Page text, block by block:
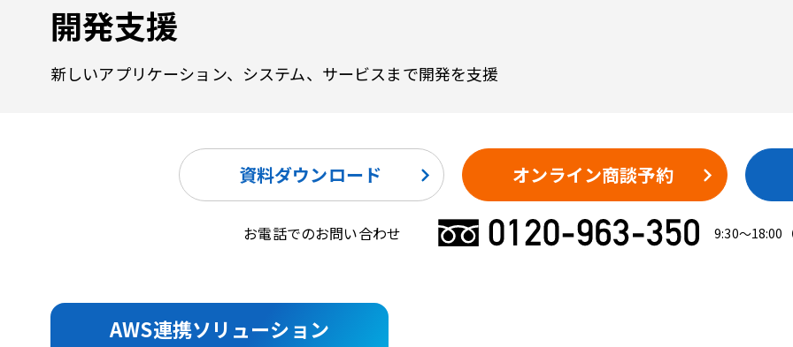
開発支援
新しいアプリケーション、システム、サービスまで開発を支援
資料ダウンロード オンライン商談予約
お電話でのお問い合わせ 9:30〜18:00
AWS連携ソリューション